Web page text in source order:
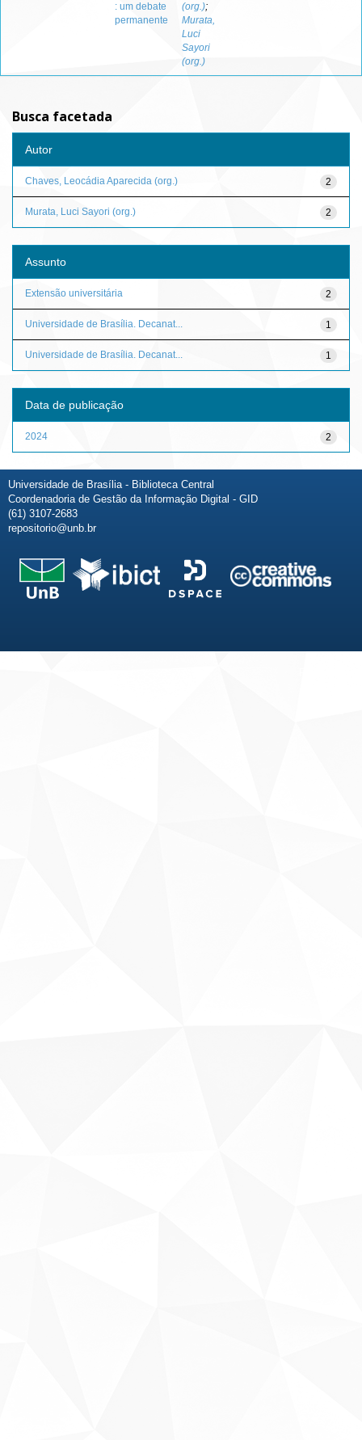
: um debate
permanente
(org.);
Murata,
Luci
Sayori
(org.)
Busca facetada
Autor
2
Chaves, Leocádia Aparecida (org.)
2
Murata, Luci Sayori (org.)
Assunto
2
Extensão universitária
1
Universidade de Brasília. Decanat...
1
Universidade de Brasília. Decanat...
Data de publicação
2
2024
Universidade de Brasília - Biblioteca Central
Coordenadoria de Gestão da Informação Digital - GID
(61) 3107-2683
repositorio@unb.br